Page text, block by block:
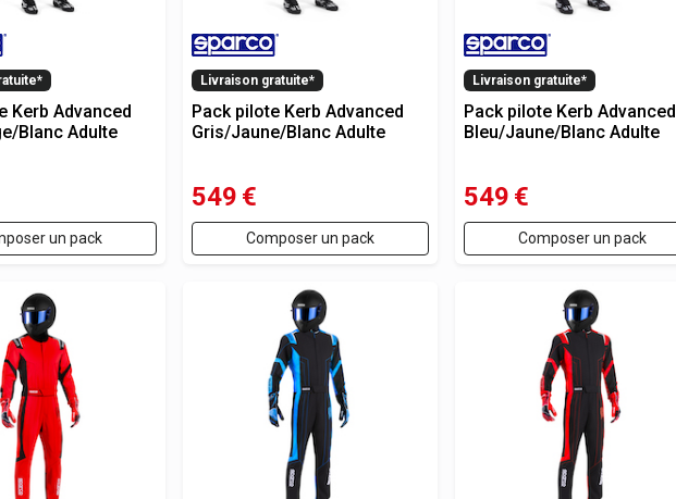
Kerb Advanced
Blanc Adulte
un pack
Livraison gratuite*
Pack pilote Kerb Advanced
Gris/Jaune/Blanc Adulte
549 €
Composer un pack
Livraison gratuite*
Pack pilote Kerb Advanced
Bleu/Jaune/Blanc Adulte
549 €
Composer un pack